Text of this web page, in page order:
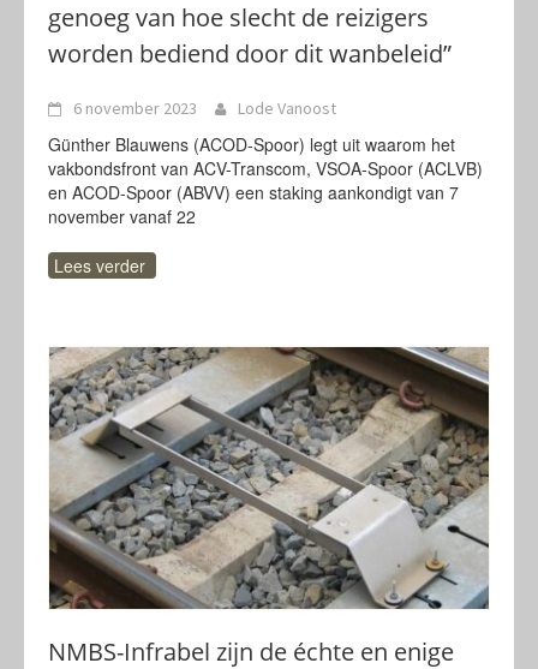
genoeg van hoe slecht de reizigers
worden bediend door dit wanbeleid”
6 november 2023 Lode Vanoost
Günther Blauwens (ACOD-Spoor) legt uit waarom het
vakbondsfront van ACV-Transcom, VSOA-Spoor (ACLVB)
en ACOD-Spoor (ABVV) een staking aankondigt van 7
november vanaf 22
Lees verder
NMBS-Infrabel zijn de échte en enige